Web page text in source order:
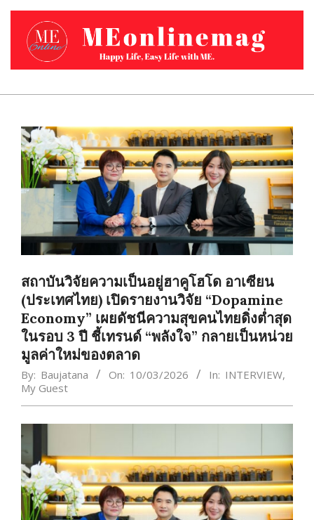
Skip
content
Primary
Menu
สถาบันวิจัยความเป็นอยู่ฮาคูโฮโด อาเซียน
(ประเทศไทย) เปิดรายงานวิจัย “Dopamine
Economy” เผยดัชนีความสุขคนไทยดิ่งต่ำสุด
ในรอบ 3 ปี ชี้เทรนด์ “พลังใจ” กลายเป็นหน่วย
มูลค่าใหม่ของตลาด
By: Baujatana On: 10/03/2026 In: INTERVIEW,
My​ Guest